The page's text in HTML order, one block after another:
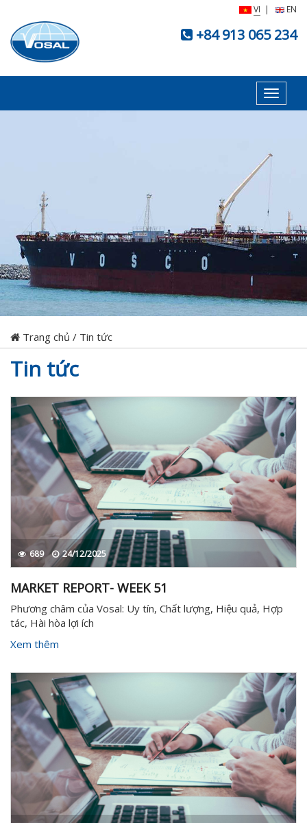
VI | EN
+84 913 065 234
Toggle
Trang chủ / Tin tức
Tin tức
689 24/12/2025
MARKET REPORT- WEEK 51
Phương châm của Vosal: Uy tín, Chất lượng, Hiệu quả, Hợp
tác, Hài hòa lợi ích
Xem thêm